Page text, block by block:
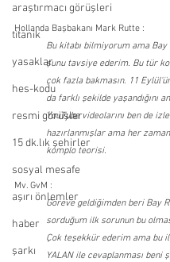
araştırmacı görüşleri
titanik
yasaklar
hes-kodu
resmi görüşler
15 dk.lık şehirler
sosyal mesafe
aşırı önlemler
haber
şarkı
Hollanda Başbakanı Mark Rutte :
Bu kitabı bilmiyorum ama
şunu tavsiye ederim. Bu tür
çok fazla bakmasın. 11
da farklı şekilde yaşandığını
YouTube videolarını ben de
hazırlanmışlar ama her
komplo teorisi.
Mv. GvM :
Göreve geldiğimden beri Bay
sorduğum ilk sorunun bu
Çok teşekkür ederim ama bu
YALAN ile cevaplanması beni